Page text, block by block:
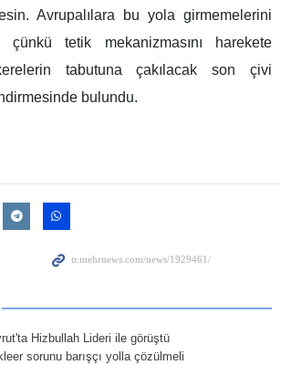
Avrupalılara bu yola girmemelerini
çünkü tetik mekanizmasını harekete
tabutuna çakılacak son çivi
bulundu.
Hizbullah Lideri ile görüştü
sorunu barışçı yolla çözülmeli